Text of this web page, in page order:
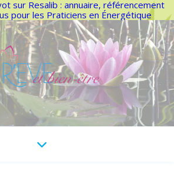
sur Resalib : annuaire, référencement
pour les Praticiens en Énergétique